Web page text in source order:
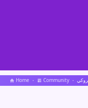
Home Community